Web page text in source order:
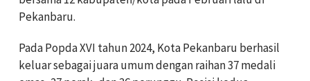
Pekanbaru.
Pada Popda XVI tahun 2024, KotaPekanbaru berhasil
keluar sebagai juara umum dengan raihan 37 medali